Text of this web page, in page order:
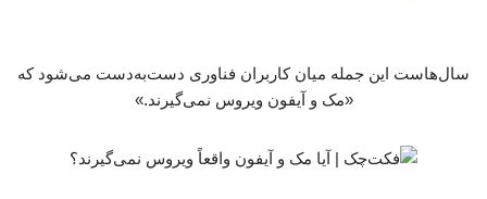
سال‌هاست این جمله میان کاربران فناوری دست‌به‌دست می‌شود که
«مک و آیفون ویروس نمی‌گیرند.»